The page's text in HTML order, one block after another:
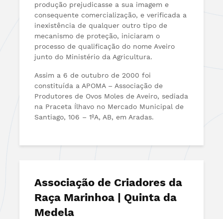
produção prejudicasse a sua imagem e
consequente comercialização, e verificada a
inexistência de qualquer outro tipo de
mecanismo de proteção, iniciaram o
processo de qualificação do nome Aveiro
junto do Ministério da Agricultura.
Assim a 6 de outubro de 2000 foi
constituída a APOMA – Associação de
Produtores de Ovos Moles de Aveiro, sediada
na Praceta Ílhavo no Mercado Municipal de
Santiago, 106 – 1ºA, AB, em Aradas.
Associação de Criadores da
Raça Marinhoa | Quinta da
Medela